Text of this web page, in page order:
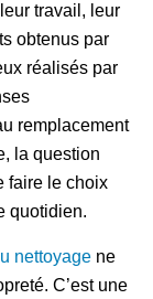
travail, leur
obtenus par
réalisés par
remplacement
la question
faire le choix
quotidien.
nettoyage ne
C’est une